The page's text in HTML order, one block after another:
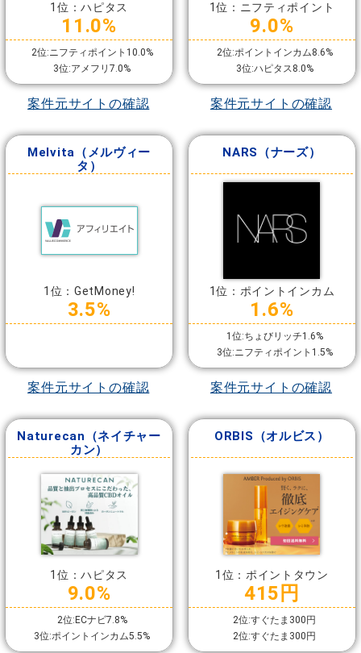
1位：ハピタス
11.0%
2位:ニフティポイント10.0%
3位:アメフリ7.0%
案件元サイトの確認
1位：ニフティポイント
9.0%
2位:ポイントインカム8.6%
3位:ハピタス8.0%
案件元サイトの確認
Melvita（メルヴィー
タ）
1位：GetMoney!
3.5%
案件元サイトの確認
NARS（ナーズ）
1位：ポイントインカム
1.6%
1位:ちょびリッチ1.6%
3位:ニフティポイント1.5%
案件元サイトの確認
Naturecan（ネイチャー
カン）
1位：ハピタス
9.0%
2位:ECナビ7.8%
3位:ポイントインカム5.5%
ORBIS（オルビス）
1位：ポイントタウン
415円
2位:すぐたま300円
2位:すぐたま300円